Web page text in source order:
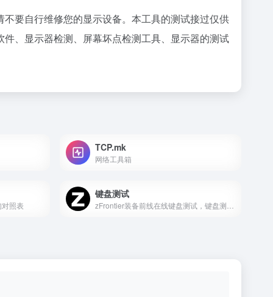
要自行维修您的显示设备。本工具的测试接过仅供
、显示器检测、屏幕坏点检测工具、显示器的测试
TCP.mk
网络工具箱
照表
键盘测试